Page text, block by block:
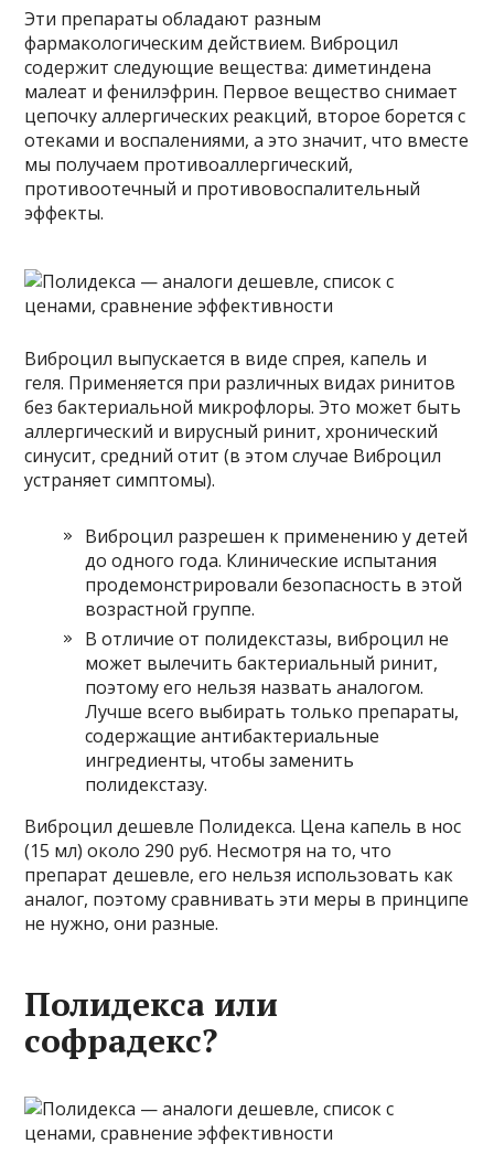
Эти препараты обладают разным
фармакологическим действием. Виброцил
содержит следующие вещества: диметиндена
малеат и фенилэфрин. Первое вещество снимает
цепочку аллергических реакций, второе борется с
отеками и воспалениями, а это значит, что вместе
мы получаем противоаллергический,
противоотечный и противовоспалительный
эффекты.
Виброцил выпускается в виде спрея, капель и
геля. Применяется при различных видах ринитов
без бактериальной микрофлоры. Это может быть
аллергический и вирусный ринит, хронический
синусит, средний отит (в этом случае Виброцил
устраняет симптомы).
Виброцил разрешен к применению у детей
до одного года. Клинические испытания
продемонстрировали безопасность в этой
возрастной группе.
В отличие от полидекстазы, виброцил не
может вылечить бактериальный ринит,
поэтому его нельзя назвать аналогом.
Лучше всего выбирать только препараты,
содержащие антибактериальные
ингредиенты, чтобы заменить
полидекстазу.
Виброцил дешевле Полидекса. Цена капель в нос
(15 мл) около 290 руб. Несмотря на то, что
препарат дешевле, его нельзя использовать как
аналог, поэтому сравнивать эти меры в принципе
не нужно, они разные.
Полидекса или
софрадекс?